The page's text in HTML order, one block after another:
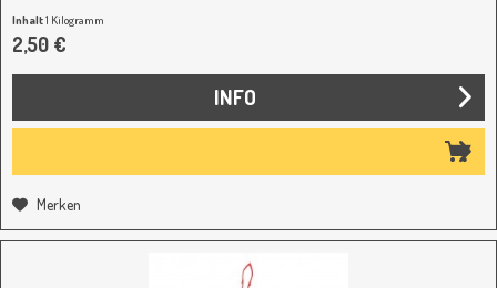
Inhalt1 Kilogramm
2,50 €
INFO
Merken